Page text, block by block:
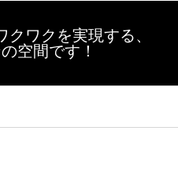
ワクを実現する、
空間です！